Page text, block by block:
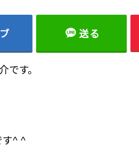
送る
です。
す^ ^